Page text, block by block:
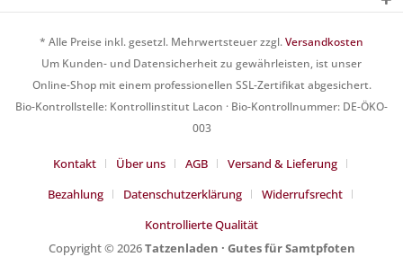
* Alle Preise inkl. gesetzl. Mehrwertsteuer zzgl.Versandkosten
Um Kunden- und Datensicherheit zu gewährleisten, ist unser
Online-Shop mit einem professionellen SSL-Zertifikat abgesichert.
Bio-Kontrollstelle: Kontrollinstitut Lacon · Bio-Kontrollnummer: DE-ÖKO-
003
Kontakt Über uns AGB
Versand & Lieferung
Bezahlung
Datenschutzerklärung
Widerrufsrecht
Kontrollierte Qualität
Copyright © 2026Tatzenladen · Gutes für Samtpfoten